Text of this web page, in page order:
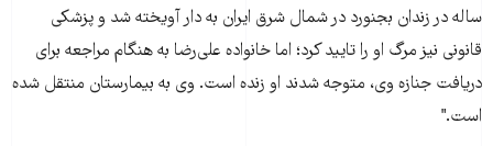
ساله در زندان بجنورد در شمال شرق ايران به دار آويخته شد و پزشکی
قانونی نيز مرگ او را تاييد کرد؛ اما خانواده علی‌رضا به هنگام مراجعه برای
دريافت جنازه وی، متوجه شدند او زنده است. وی به بيمارستان منتقل شده
است."